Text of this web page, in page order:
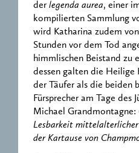
der legenda aurea, einer
kompilierten Sammlung
wird Katharina zudem
Stunden vor dem Tod
himmlischen Beistand zu
dessen galten die Heilige
der Täufer als die beiden
Fürsprecher am Tage des
Michael Grandmontagne:
Lesbarkeit
der Kartause von